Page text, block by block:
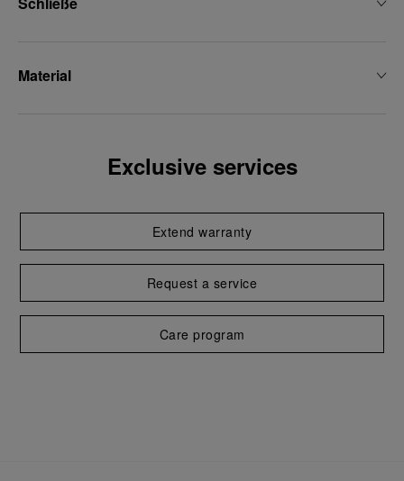
Material
Exclusive services
Extend warranty
Request a service
Care program